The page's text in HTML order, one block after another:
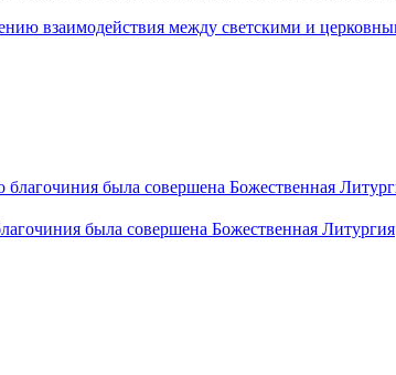
была совершена Божественная Литургия